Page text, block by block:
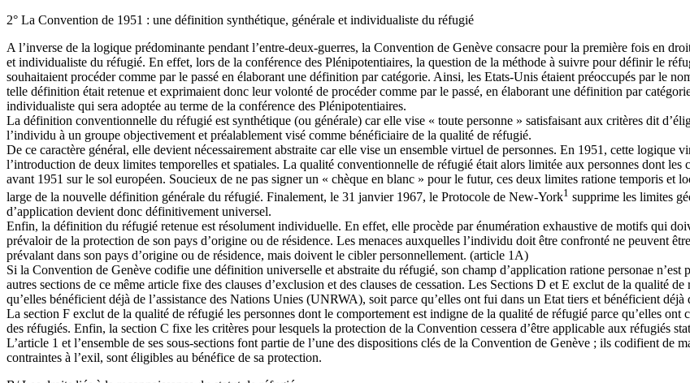
2° La Convention de 1951 : une définition synthétique, générale et individualiste du réfugié
A l’inverse de la logique prédominante pendant l’entre-deux-guerres, la Convention de Genève consacre pour la première fois en
et individualiste du réfugié. En effet, lors de la conférence des Plénipotentiaires, la question de la méthode à suivre pour définir le
souhaitaient procéder comme par le passé en élaborant une définition par catégorie. Ainsi, les Etats-Unis étaient préoccupés par le
telle définition était retenue et exprimaient donc leur volonté de procéder comme par le passé, en élaborant une définition par
individualiste qui sera adoptée au terme de la conférence des Plénipotentiaires.
La définition conventionnelle du réfugié est synthétique (ou générale) car elle vise « toute personne » satisfaisant aux critères dit
l’individu à un groupe objectivement et préalablement visé comme bénéficiaire de la qualité de réfugié.
De ce caractère général, elle devient nécessairement abstraite car elle vise un ensemble virtuel de personnes. En 1951, cette logique
l’introduction de deux limites temporelles et spatiales. La qualité conventionnelle de réfugié était alors limitée aux personnes dont les
avant 1951 sur le sol européen. Soucieux de ne pas signer un « chèque en blanc » pour le futur, ces deux limites ratione temporis
large de la nouvelle définition générale du réfugié. Finalement, le 31 janvier 1967, le Protocole de New-York1 supprime les limites
d’application devient donc définitivement universel.
Enfin, la définition du réfugié retenue est résolument individuelle. En effet, elle procède par énumération exhaustive de motifs qui
prévaloir de la protection de son pays d’origine ou de résidence. Les menaces auxquelles l’individu doit être confronté ne peuvent
prévalant dans son pays d’origine ou de résidence, mais doivent le cibler personnellement. (article 1A)
Si la Convention de Genève codifie une définition universelle et abstraite du réfugié, son champ d’application ratione personae
autres sections de ce même article fixe des clauses d’exclusion et des clauses de cessation. Les Sections D et E exclut de la qualité
qu’elles bénéficient déjà de l’assistance des Nations Unies (UNRWA), soit parce qu’elles ont fui dans un Etat tiers et bénéficient
La section F exclut de la qualité de réfugié les personnes dont le comportement est indigne de la qualité de réfugié parce qu’elles
des réfugiés. Enfin, la section C fixe les critères pour lesquels la protection de la Convention cessera d’être applicable aux réfugiés
L’article 1 et l’ensemble de ses sous-sections font partie de l’une des dispositions clés de la Convention de Genève ; ils codifient de
contraintes à l’exil, sont éligibles au bénéfice de sa protection.